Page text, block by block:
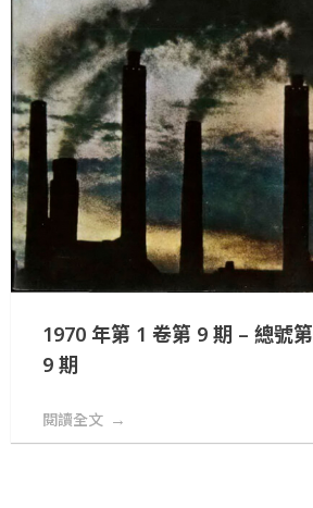
1970 年第 1 卷第 9 期 – 總號第
9 期
閱讀全文